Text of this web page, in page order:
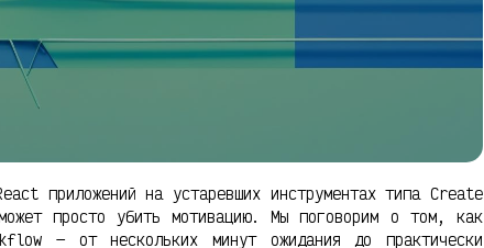
приложений на устаревших инструментах типа Create
просто убить мотивацию. Мы поговорим о том, как
— от нескольких минут ожидания до практически